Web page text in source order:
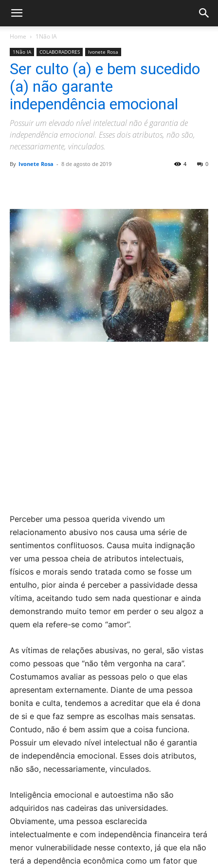
Home 1Não IA
1Não IA COLABORADORES Ivonete Rosa
Ser culto (a) e bem sucedido
(a) não garante
independência emocional
Possuir um elevado nível intelectual não é garantia de
independência emocional. Esses dois atributos, não são,
necessariamente, vinculados.
By Ivonete Rosa - 8 de agosto de 2019 0
4
Perceber uma pessoa querida vivendo um
relacionamento abusivo nos causa uma série de
sentimentos conflituosos. Causa muita indignação
ver uma pessoa cheia de atributos intelectuais,
físicos e morais sendo tratada como se fosse um
entulho, pior ainda é perceber a passividade dessa
vítima, aceitando tudo sem nada questionar e ainda
demonstrando muito temor em perder o seu algoz a
quem ela refere-se como “amor”.
As vítimas de relações abusivas, no geral, são vistas
como pessoas que “não têm vergonha na cara”.
Costumamos avaliar as pessoas pelo o que elas
apresentam externamente. Diante de uma pessoa
bonita e culta, tendemos a acreditar que ela é dona
de si e que faz sempre as escolhas mais sensatas.
Contudo, não é bem assim que a coisa funciona.
Possuir um elevado nível intelectual não é garantia
de independência emocional. Esses dois atributos,
não são, necessariamente, vinculados.
Inteligência emocional e autoestima não são
adquiridos nas cadeiras das universidades.
Obviamente, uma pessoa esclarecida
intelectualmente e com independência financeira terá
menor vulnerabilidade nesse contexto, já que ela não
terá a dependência econômica como um fator que